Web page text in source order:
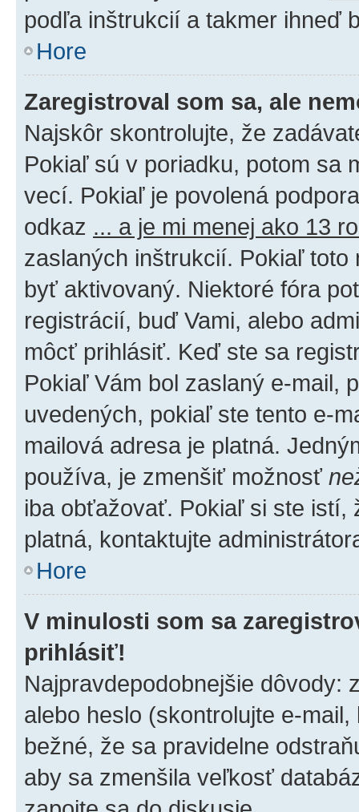
podľa inštrukcií a takmer ihneď
Hore
Zaregistroval som sa, ale
Najskôr skontrolujte, že
Pokiaľ sú v poriadku, potom sa
vecí. Pokiaľ je povolená
odkaz ... a je mi menej ako 13
zaslaných inštrukcií. Pokiaľ
byť aktivovaný. Niektoré fóra
registrácií, buď Vami, alebo
môcť prihlásiť. Keď ste sa
Pokiaľ Vám bol zaslaný e-mail,
uvedených, pokiaľ ste tento e-
mailová adresa je platná.
používa, je zmenšiť možnosť
iba obťažovať. Pokiaľ si ste istí,
platná, kontaktujte
Hore
V minulosti som sa
prihlásiť!
Najpravdepodobnejšie dôvody:
alebo heslo (skontrolujte e-
bežné, že sa pravidelne
aby sa zmenšila veľkosť